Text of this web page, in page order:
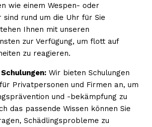
wie einem Wespen- oder
rund um die Uhr für Sie
Ihnen mit unseren
zur Verfügung, um flott auf
zu reagieren.
Wir bieten Schulungen
Privatpersonen und Firmen an, um
und -bekämpfung zu
das passende Wissen können Sie
Schädlingsprobleme zu